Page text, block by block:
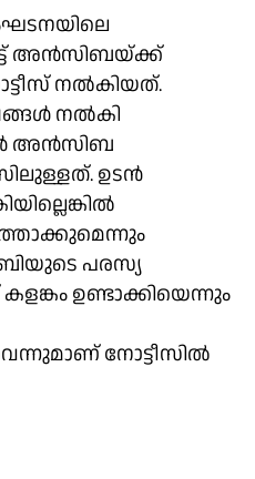
അന്‍സിബയ്ക്ക്
നല്‍കിയത്.
നല്‍കി
അന്‍സിബ
ഉടൻ
പരസ്യ
ഉണ്ടാക്കിയെന്നും
നോട്ടീസില്‍